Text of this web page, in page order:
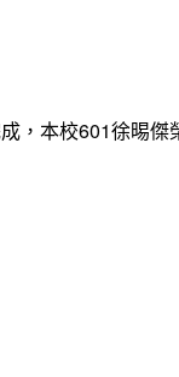
，本校601徐晹